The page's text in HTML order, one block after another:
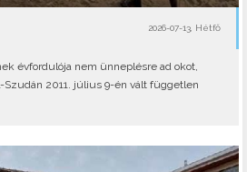
2026-07-13, Hétfő
évfordulója nem ünneplésre ad okot,
2011. július 9-én vált független